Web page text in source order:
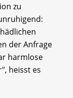
zu
der Anfrage
harmlose
heisst es